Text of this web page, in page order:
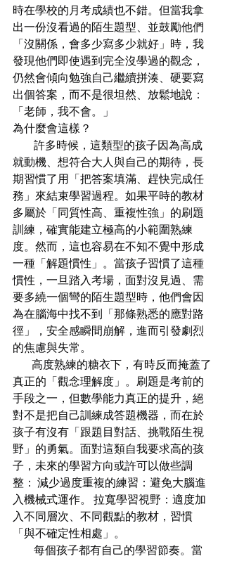
時在學校的月考成績也不錯。但當我拿
出一份沒看過的陌生題型、並鼓勵他們
「沒關係，會多少寫多少就好」時，我
發現他們即使遇到完全沒學過的觀念，
仍然會傾向勉強自己繼續拼湊、硬要寫
出個答案，而不是很坦然、放鬆地說：
「老師，我不會。」
為什麼會這樣？
就動機、想符合大人與自己的期待，長
期習慣了用「把答案填滿、趕快完成任
務」來結束學習過程。如果平時的教材
多屬於「同質性高、重複性強」的刷題
訓練，確實能建立極高的小範圍熟練
度。然而，這也容易在不知不覺中形成
一種「解題慣性」。當孩子習慣了這種
慣性，一旦踏入考場，面對沒見過、需
要多繞一個彎的陌生題型時，他們會因
為在腦海中找不到「那條熟悉的應對路
徑」，安全感瞬間崩解，進而引發劇烈
的焦慮與失常。
真正的「觀念理解度」。刷題是考前的
手段之一，但數學能力真正的提升，絕
對不是把自己訓練成答題機器，而在於
孩子有沒有「跟題目對話、挑戰陌生視
野」的勇氣。面對這類自我要求高的孩
子，未來的學習方向或許可以做些調
整： 減少過度重複的練習：避免大腦進
入機械式運作。 拉寬學習視野：適度加
入不同層次、不同觀點的教材，習慣
「與不確定性相處」。